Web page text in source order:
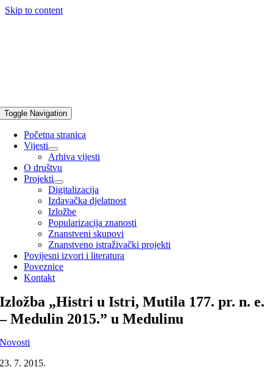
Skip to content
Toggle Navigation
Početna stranica
Vijesti
Arhiva vijesti
O društvu
Projekti
Digitalizacija
Izdavačka djelatnost
Izložbe
Popularizacija znanosti
Znanstveni skupovi
Znanstveno istraživački projekti
Povijesni izvori i literatura
Poveznice
Kontakt
Izložba „Histri u Istri, Mutila 177. pr. n. e.
– Medulin 2015.” u Medulinu
Novosti
23. 7. 2015.